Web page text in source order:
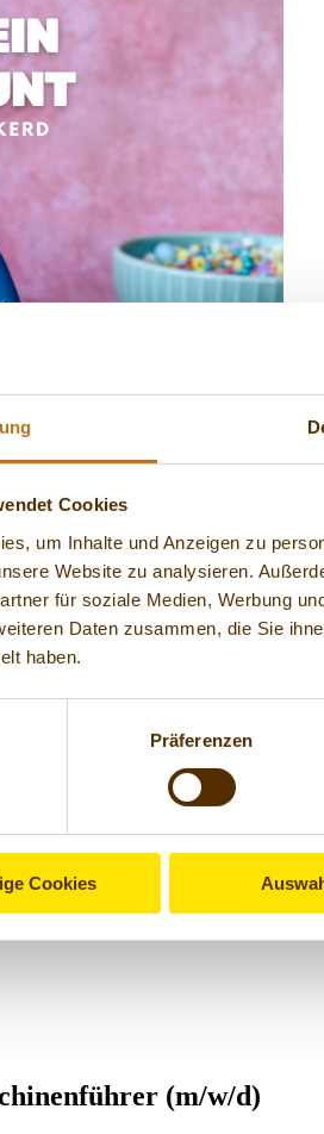
Cookies
um Inhalte und Anzeigen zu
Website zu analysieren.
für soziale Medien, Werbung
Daten zusammen, die Sie
haben.
Präferenzen
Cookies
PICKERD
Ausbildung.
Ausbildung
werde ein Teil unseres Teams.
(m/w/d)